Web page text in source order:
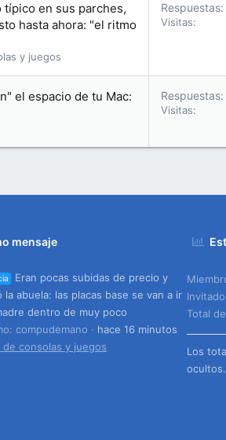
típico en sus parches,
hasta ahora: "el ritmo
y juegos
Respuestas
Visitas
el espacio de tu Mac:
Respuestas
Visitas
mensaje
Eran pocas subidas de precio y
la abuela: las placas base se van a ir
dentro de muy poco
compudemano
hace 16 minutos
de consolas y juegos
Total
Los
ocultos.